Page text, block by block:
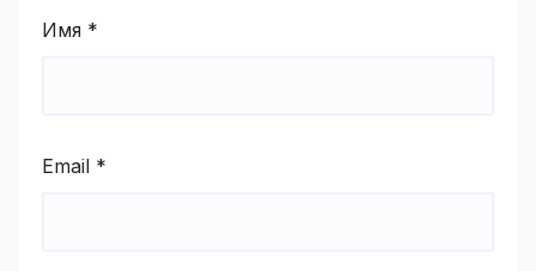
Имя *
Email *